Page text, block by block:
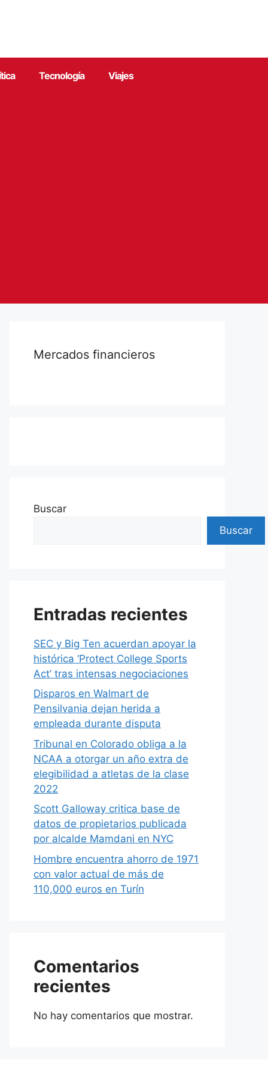
Tecnología Viajes
Mercados financieros
Buscar
Buscar
Entradas recientes
SEC y Big Ten acuerdan apoyar la
histórica ‘Protect College Sports
Act’ tras intensas negociaciones
Disparos en Walmart de
Pensilvania dejan herida a
empleada durante disputa
Tribunal en Colorado obliga a la
NCAA a otorgar un año extra de
elegibilidad a atletas de la clase
2022
Scott Galloway critica base de
datos de propietarios publicada
por alcalde Mamdani en NYC
Hombre encuentra ahorro de 1971
con valor actual de más de
110,000 euros en Turín
Comentarios
recientes
No hay comentarios que mostrar.